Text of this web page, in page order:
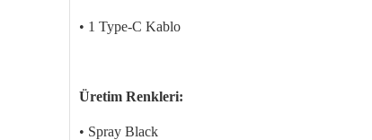
• 1 Type-C Kablo
Üretim Renkleri:
• Spray Black